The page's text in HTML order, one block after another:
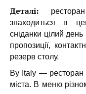
Деталі: ресторан
знаходиться в
сніданки цілий день
пропозиції,
резерв столу.
By Italy — ресторан
міста. В меню